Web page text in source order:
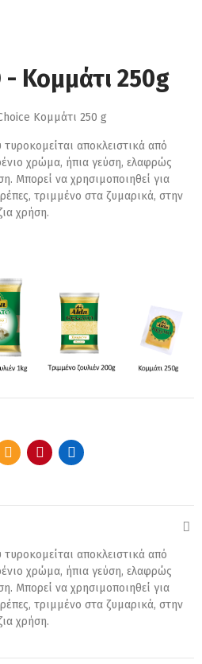
- Κομμάτι 250g
Κομμάτι 250 g
αποκλειστικά από
χρώμα, ήπια γεύση, ελαφρώς
Μπορεί να χρησιμοποιηθεί για
τριμμένο στα ζυμαρικά, στην
χρήση.
αποκλειστικά από
χρώμα, ήπια γεύση, ελαφρώς
Μπορεί να χρησιμοποιηθεί για
τριμμένο στα ζυμαρικά, στην
χρήση.